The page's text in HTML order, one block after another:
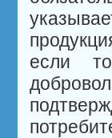
если